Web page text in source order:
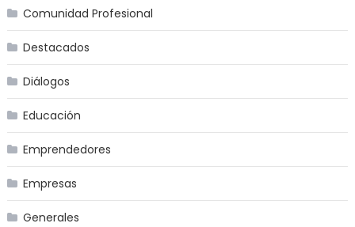
Comunidad Profesional
Destacados
Diálogos
Educación
Emprendedores
Empresas
Generales